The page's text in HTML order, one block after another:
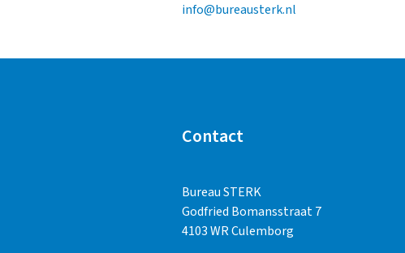
info@bureausterk.nl
Contact
Bureau STERK
Godfried Bomansstraat 7
4103 WR Culemborg